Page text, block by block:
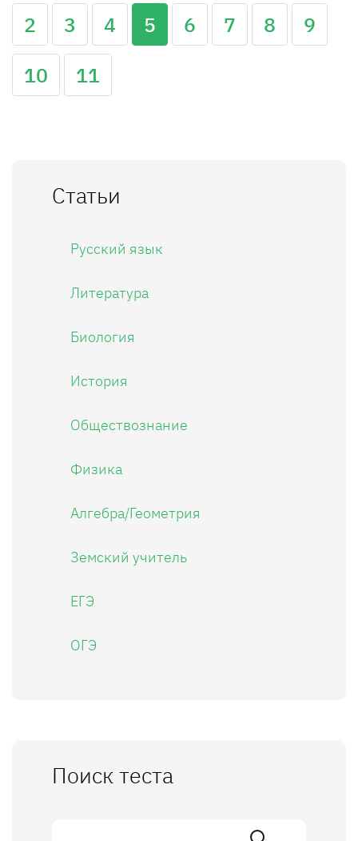
2 3 4 5 6 7 8
9
10
11
Статьи
Русский язык
Литература
Биология
История
Обществознание
Физика
Алгебра/Геометрия
Земский учитель
ЕГЭ
ОГЭ
Поиск теста